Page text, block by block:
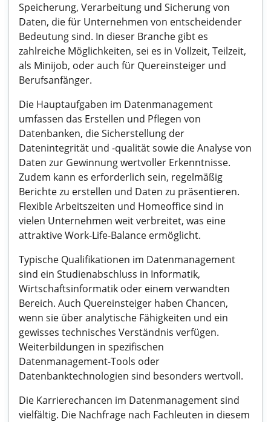
Speicherung, Verarbeitung und Sicherung von
Daten, die für Unternehmen von entscheidender
Bedeutung sind. In dieser Branche gibt es
zahlreiche Möglichkeiten, sei es in Vollzeit, Teilzeit,
als Minijob, oder auch für Quereinsteiger und
Berufsanfänger.
Die Hauptaufgaben im Datenmanagement
umfassen das Erstellen und Pflegen von
Datenbanken, die Sicherstellung der
Datenintegrität und -qualität sowie die Analyse von
Daten zur Gewinnung wertvoller Erkenntnisse.
Zudem kann es erforderlich sein, regelmäßig
Berichte zu erstellen und Daten zu präsentieren.
Flexible Arbeitszeiten und Homeoffice sind in
vielen Unternehmen weit verbreitet, was eine
attraktive Work-Life-Balance ermöglicht.
Typische Qualifikationen im Datenmanagement
sind ein Studienabschluss in Informatik,
Wirtschaftsinformatik oder einem verwandten
Bereich. Auch Quereinsteiger haben Chancen,
wenn sie über analytische Fähigkeiten und ein
gewisses technisches Verständnis verfügen.
Weiterbildungen in spezifischen
Datenmanagement-Tools oder
Datenbanktechnologien sind besonders wertvoll.
Die Karrierechancen im Datenmanagement sind
vielfältig. Die Nachfrage nach Fachleuten in diesem